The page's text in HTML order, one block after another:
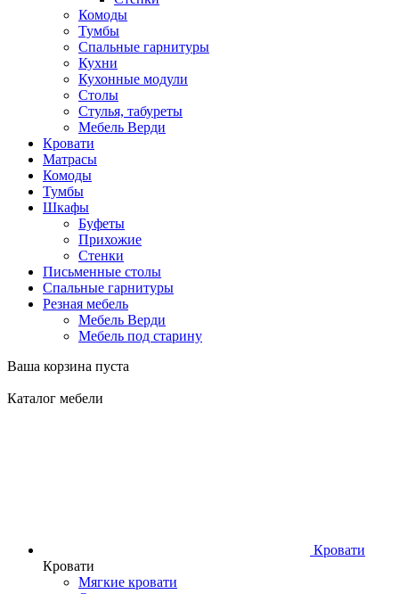
Комоды
Тумбы
Спальные гарнитуры
Кухни
Кухонные модули
Столы
Стулья, табуреты
Мебель Верди
Кровати
Матрасы
Комоды
Тумбы
Шкафы
Буфеты
Прихожие
Стенки
Письменные столы
Спальные гарнитуры
Резная мебель
Мебель Верди
Мебель под старину
Ваша корзина пуста
Каталог мебели
Кровати
Кровати
Мягкие кровати